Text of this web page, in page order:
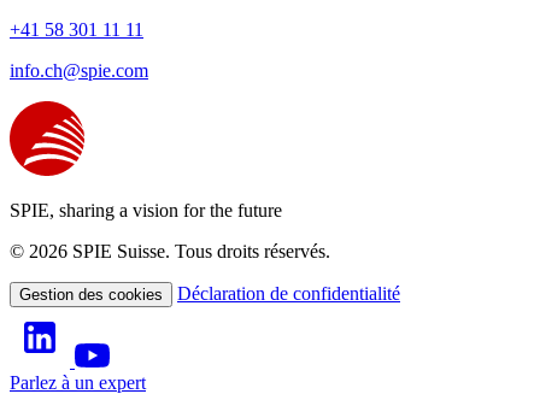
+41 58 301 11 11
info.ch@spie.com
SPIE, sharing a vision for the future
© 2026 SPIE Suisse. Tous droits réservés.
Gestion des cookies Déclaration de confidentialité
Parlez à un expert